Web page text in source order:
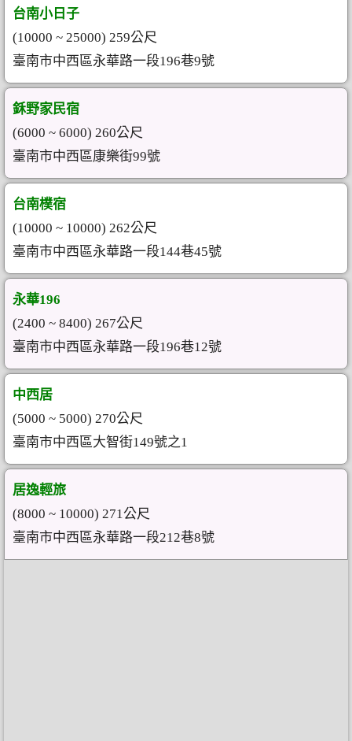
台南小日子
(10000 ~ 25000) 259公尺
臺南市中西區永華路一段196巷9號
鉌野家民宿
(6000 ~ 6000) 260公尺
臺南市中西區康樂街99號
台南樸宿
(10000 ~ 10000) 262公尺
臺南市中西區永華路一段144巷45號
永華196
(2400 ~ 8400) 267公尺
臺南市中西區永華路一段196巷12號
中西居
(5000 ~ 5000) 270公尺
臺南市中西區大智街149號之1
居逸輕旅
(8000 ~ 10000) 271公尺
臺南市中西區永華路一段212巷8號